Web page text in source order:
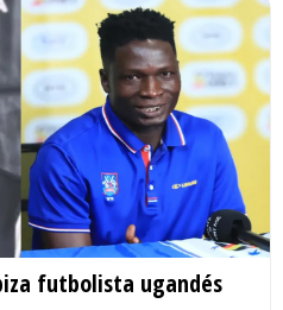
futbolista ugandés